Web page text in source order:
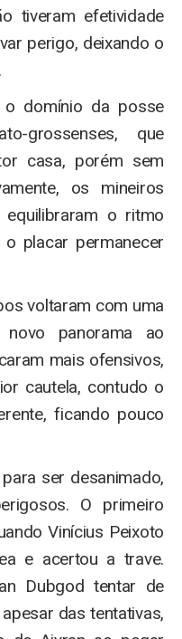
tiveram efetividade
perigo, deixando o
domínio da posse
grossenses, que
casa, porém sem
os mineiros
o ritmo
placar permanecer
voltaram com uma
panorama ao
mais ofensivos,
cautela, contudo o
ficando pouco
ser desanimado,
O primeiro
Vinícius Peixoto
e acertou a trave.
Dubgod tentar de
das tentativas,